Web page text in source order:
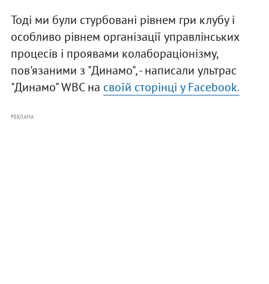
Тоді ми були стурбовані рівнем гри клубу і
особливо рівнем організації управлінських
процесів і проявами колабораціонізму,
пов'язаними з "Динамо", - написали ультрас
"Динамо" WBC на своїй сторінці у Facebook.
РЕКЛАМА